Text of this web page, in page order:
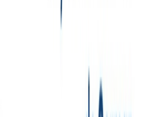
de herramientas y recursos que
soluciones digitales. Los agentes de
allí para guiar y explicar, eliminando
asesoría continua no solo aborda las
que también fomenta un proceso de
y autónomos pueden desarrollar
lo largo del tiempo, asegurando una